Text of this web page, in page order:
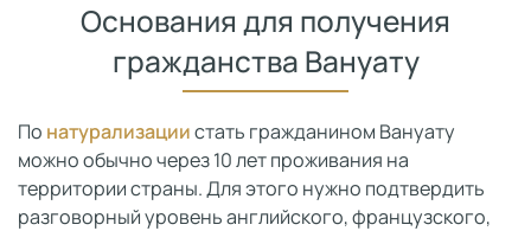
Основания для получения
гражданства Вануату
По натурализациистать гражданином Вануату
можно обычно через 10 лет проживания на
территории страны. Для этого нужно подтвердить
разговорный уровень английского, французского,